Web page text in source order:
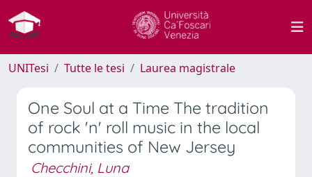
UNITesi Tutte le tesi Laurea magistrale
One Soul at a Time The tradition
of rock 'n' roll music in the local
communities of New Jersey
Checchini, Luna